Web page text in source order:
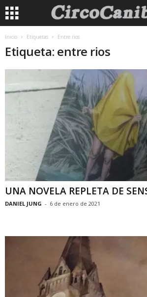
Inicio Etiquetas Entre rios
Etiqueta: entre rios
UNA NOVELA REPLETA DE
DANIEL JUNG - 6 de enero de 2021